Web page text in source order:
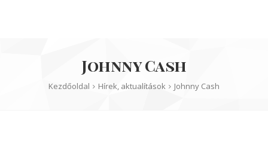
Johnny Cash
Kezdőoldal Hírek, aktualítások Johnny Cash